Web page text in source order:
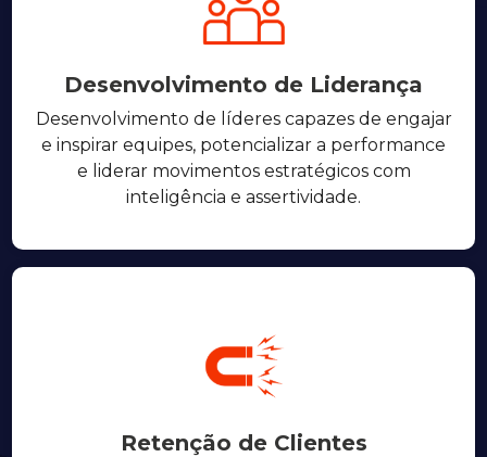
Desenvolvimento de Liderança
Desenvolvimento de líderes capazes de engajar
e inspirar equipes, potencializar a performance
e liderar movimentos estratégicos com
inteligência e assertividade.
Retenção de Clientes